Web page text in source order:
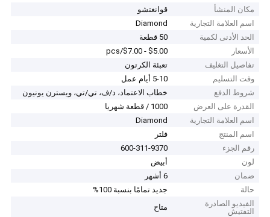
مكان المنشأ
قوانغتشو
اسم العلامة التجارية
Diamond
الحد الأدنى لكمية
50 قطعة
الأسعار
$5.00 - $7.00/pcs
تفاصيل التغليف
تعبئة الكرتون
وقت التسليم
5-10 أيام عمل
شروط الدفع
خطاب الاعتماد، د/ف، تي/تي، ويسترن يونيون
القدرة على العرض
1000 / قطعة شهريا
اسم العلامة التجارية
Diamond
اسم المنتج
فلتر
رقم الجزء
600-311-9370
لون
أبيض
ضمان
6 أشهر
حالة
جديد تمامًا بنسبة 100%
الفيديو الصادرة
التفتيش
متاح